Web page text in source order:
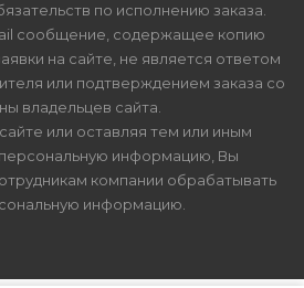
по исполнению заказа.
сообщение, содержащее копию
на сайте, не является ответом
или подтверждением заказа со
владельцев сайта.
или оставляя тем или иным
информацию, Вы
компании обрабатывать
информацию.